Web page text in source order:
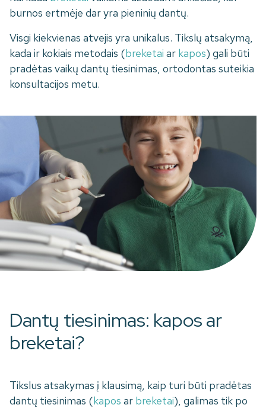
burnos ertmėje dar yra pieninių dantų.
Visgi kiekvienas atvejis yra unikalus. Tikslų atsakymą,
kada ir kokiais metodais (breketai ar kapos) gali būti
pradėtas vaikų dantų tiesinimas, ortodontas suteikia
konsultacijos metu.
Dantų tiesinimas: kapos ar
breketai?
Tikslus atsakymas į klausimą, kaip turi būti pradėtas
dantų tiesinimas (kapos ar breketai), galimas tik po